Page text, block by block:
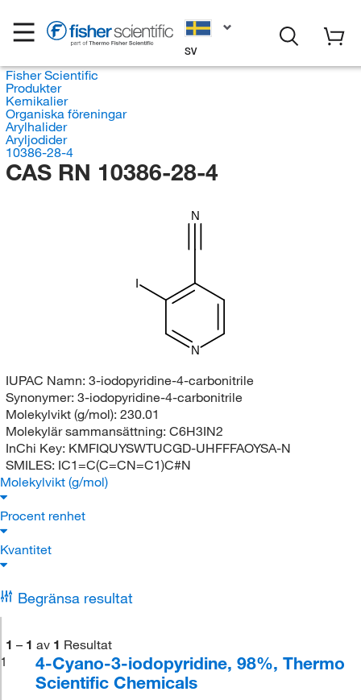
SV
Fisher Scientific
Produkter
Kemikalier
Organiska föreningar
Arylhalider
Aryljodider
10386-28-4
CAS RN 10386-28-4
N
N
I
IUPAC Namn: 3-iodopyridine-4-carbonitrile
Synonymer: 3-iodopyridine-4-carbonitrile
Molekylvikt (g/mol): 230.01
Molekylär sammansättning: C6H3IN2
InChi Key: KMFIQUYSWTUCGD-UHFFFAOYSA-N
SMILES: IC1=C(C=CN=C1)C#N
Molekylvikt (g/mol)
Procent renhet
Kvantitet
Begränsa resultat
1 – 1 av 1 Resultat
1
4-Cyano-3-iodopyridine, 98%, Thermo
Scientific Chemicals